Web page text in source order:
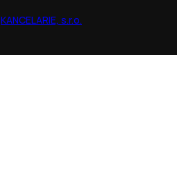
KANCELARIE, s.r.o.